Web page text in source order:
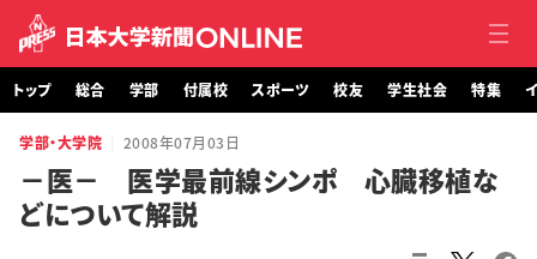
トップ
総合
トップ 総合 学部 付属校 スポーツ 校友 学生社会 特集
学部・大学院 2008年07月03日
－医－ 医学最前線シンポ 心臓移植な
どについて解説